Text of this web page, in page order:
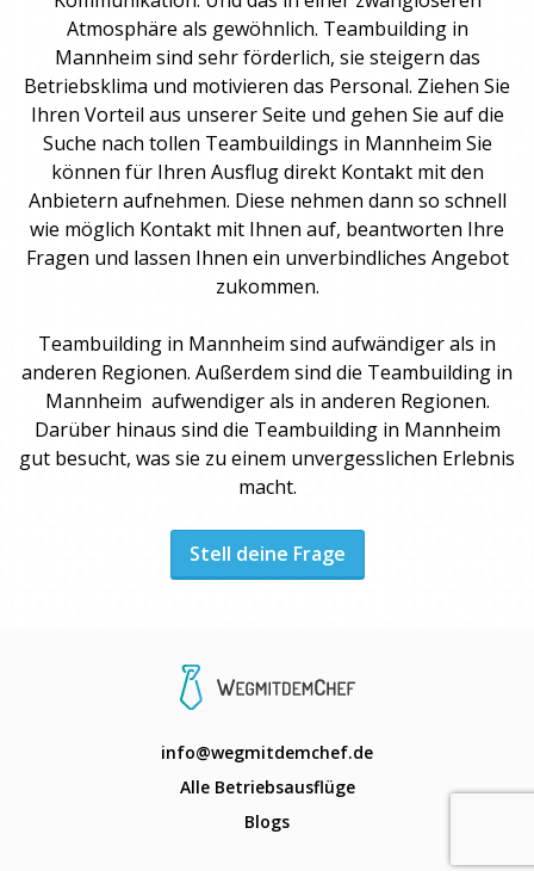
Atmosphäre als gewöhnlich. Teambuildingin
Mannheim sind sehr förderlich, sie steigern das
Betriebsklima und motivieren das Personal. Ziehen Sie
Ihren Vorteil aus unserer Seite und gehen Sie auf die
Suche nach tollen Teambuildings in Mannheim Sie
können für Ihren Ausflug direkt Kontakt mit den
Anbietern aufnehmen. Diese nehmen dann so schnell
wie möglich Kontakt mit Ihnen auf, beantworten Ihre
Fragen und lassen Ihnen ein unverbindliches Angebot
zukommen.
Teambuilding in Mannheim sind aufwändiger als in
anderen Regionen. Außerdem sind die Teambuilding in
Mannheim aufwendiger als in anderen Regionen.
Darüber hinaus sind die Teambuildingin Mannheim
gut besucht, was sie zu einem unvergesslichen Erlebnis
macht.
Stell deine Frage
info@wegmitdemchef.de
Alle Betriebsausflüge
Blogs